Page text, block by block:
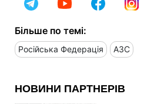
Більше по темі:
Російська Федерація АЗС